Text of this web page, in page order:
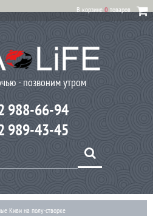
В корзине 0 товаров
- позвоним утром
988-66-94
989-43-45
Киви на полу-створке